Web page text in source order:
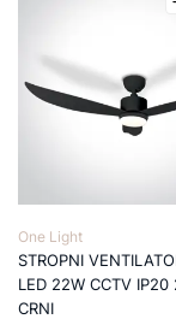
One Light
STROPNI
LED 22W CCTV IP20
CRNI